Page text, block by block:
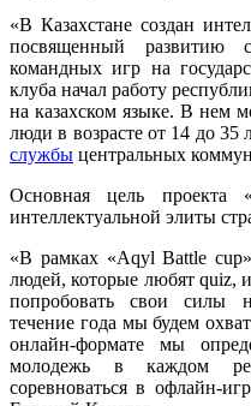
«В Казахстане создан
посвященный развитию
командных игр на
клуба начал работу
на казахском языке. В нем
люди в возрасте от 14 до
службы центральных
Основная цель проекта
интеллектуальной элиты
«В рамках «Aqyl Battle
людей, которые любят quiz,
попробовать свои силы
течение года мы будем
онлайн-формате мы
молодежь в каждом
соревноваться в офлайн-